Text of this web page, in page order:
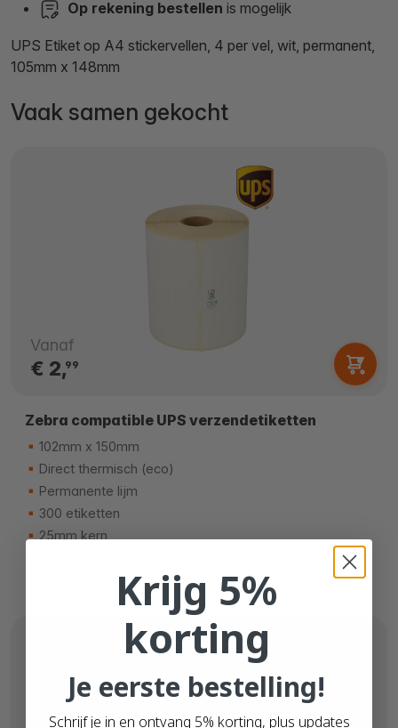
Op rekening bestellen is mogelijk
UPS Etiket op A4 stickervellen, 4 per vel, wit, permanent,
105mm x 148mm
Vaak samen gekocht
Vanaf
€ 2,99
Zebra compatible UPS verzendetiketten
102mm x 150mm
Direct thermisch (eco)
Permanente lijm
300 etiketten
25mm kern
Krijg 5%
korting
Je eerste bestelling!
Schrijf je in en ontvang 5% korting, plus updates